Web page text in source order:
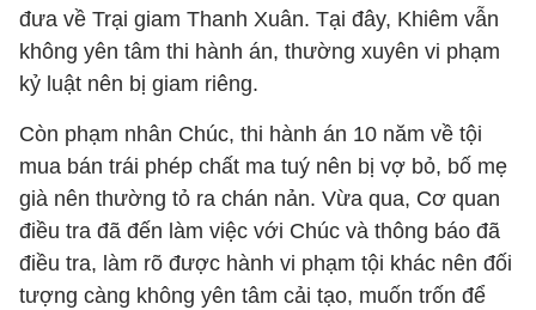
đưa về Trại giam Thanh Xuân. Tại đây, Khiêm vẫn
không yên tâm thi hành án, thường xuyên vi phạm
kỷ luật nên bị giam riêng.
Còn phạm nhân Chúc, thi hành án 10 năm về tội
mua bán trái phép chất ma tuý nên bị vợ bỏ, bố mẹ
già nên thường tỏ ra chán nản. Vừa qua, Cơ quan
điều tra đã đến làm việc với Chúc và thông báo đã
điều tra, làm rõ được hành vi phạm tội khác nên đối
tượng càng không yên tâm cải tạo, muốn trốn để